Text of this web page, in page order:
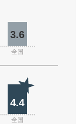
3.6
全国
4.4
全国